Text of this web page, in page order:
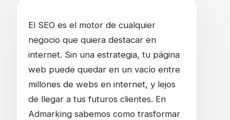
El SEO es el motor de cualquier
negocio que quiera destacar en
internet. Sin una estrategia, tu página
web puede quedar en un vacío entre
millones de webs en internet, y lejos
de llegar a tus futuros clientes. En
Admarking sabemos como trasformar